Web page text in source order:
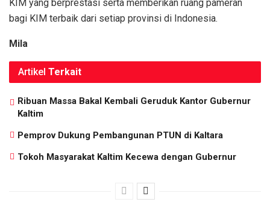
KIM yang berprestasi serta memberikan ruang pameran
bagi KIM terbaik dari setiap provinsi di Indonesia.
Mila
Artikel Terkait
Ribuan Massa Bakal Kembali Geruduk Kantor Gubernur
Kaltim
Pemprov Dukung Pembangunan PTUN di Kaltara
Tokoh Masyarakat Kaltim Kecewa dengan Gubernur